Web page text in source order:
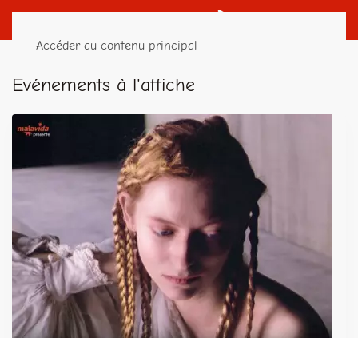
Accéder au contenu principal
Événements à l'affiche